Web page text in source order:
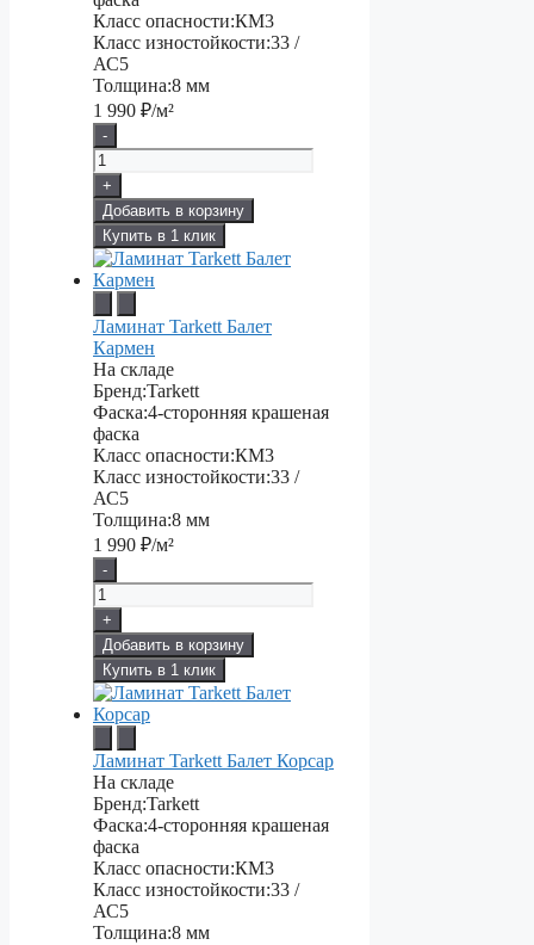
Класс опасности:КМ3
Класс изностойкости:33 /
АС5
Толщина:8 мм
1 990 ₽/м²
-
+
Добавить в корзину
Купить в 1 клик
Ламинат Tarkett Балет
Кармен
На складе
Бренд:Tarkett
Фаска:4-сторонняя крашеная
фаска
Класс опасности:КМ3
Класс изностойкости:33 /
АС5
Толщина:8 мм
1 990 ₽/м²
-
+
Добавить в корзину
Купить в 1 клик
Ламинат Tarkett Балет Корсар
На складе
Бренд:Tarkett
Фаска:4-сторонняя крашеная
фаска
Класс опасности:КМ3
Класс изностойкости:33 /
АС5
Толщина:8 мм